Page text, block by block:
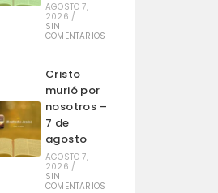
AGOSTO 7,
2026 /
SIN
COMENTARIOS
Cristo
murió por
nosotros –
7 de
agosto
AGOSTO 7,
2026 /
SIN
COMENTARIOS